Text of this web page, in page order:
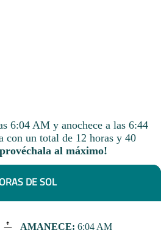
6:04 AM y anochece a las 6:44
con un total de 12 horas y 40
al máximo!
DE SOL
AMANECE: 6:04 AM